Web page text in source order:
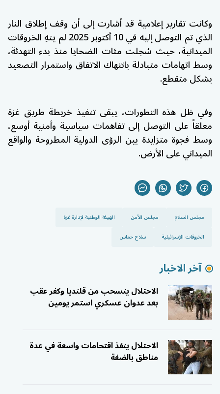
وكانت تقارير إعلامية قد أشارت إلى أن وقف إطلاق النار
الذي تم التوصل إليه في 10 أكتوبر 2025 لم ينهِ الخروقات
الميدانية، حيث سُجلت مئات الضحايا منذ بدء التهدئة،
وسط اتهامات متبادلة بانتهاك الاتفاق واستمرار التصعيد
بشكل متقطع.
وفي ظل هذه التطورات، يبقى تنفيذ خريطة طريق غزة
معلقاً على التوصل إلى تفاهمات سياسية وأمنية أوسع،
وسط فجوة متزايدة بين الرؤى الدولية المطروحة والواقع
الميداني على الأرض.
مجلس السلام مجلس الأمن
الهيئة الوطنية لإدارة غزة
الخروقات الإسرائيلية
سلاح حماس
آخر الاخبار
الاحتلال ينسحب من قلنديا وكفر عقب
بعد عدوان عسكري استمر يومين
الاحتلال ينفذ اقتحامات واسعة في عدة
مناطق بالضفة